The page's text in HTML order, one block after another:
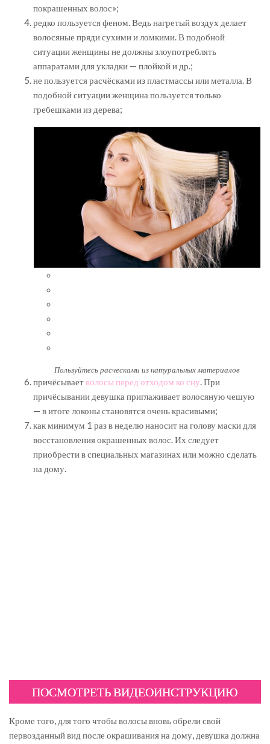
покрашенных волос»;
редко пользуется феном. Ведь нагретый воздух делает
волосяные пряди сухими и ломкими. В подобной
ситуации женщины не должны злоупотреблять
аппаратами для укладки — плойкой и др.;
не пользуется расчёсками из пластмассы или металла. В
подобной ситуации женщина пользуется только
гребешками из дерева;
Пользуйтесь расческами из натуральных материалов
причёсываетволосы перед отходом ко сну . При
причёсывании девушка приглаживает волосяную чешую
— в итоге локоны становятся очень красивыми;
как минимум 1 раз в неделю наносит на голову маски для
восстановления окрашенных волос. Их следует
приобрести в специальных магазинах или можно сделать
на дому.
ПОСМОТРЕТЬ ВИДЕОИНСТРУКЦИЮ
Кроме того, для того чтобы волосы вновь обрели свой
первозданный вид после окрашивания на дому, девушка должна